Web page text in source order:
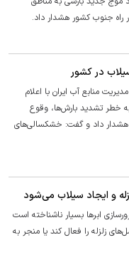
جنوب کشور هشدار داد.
در کشور
منابع آب ایران با اعلام
خطر تشدید بارش‌ها، وقوع
هشدار داد و گفت: خشکسالی‌های
و ایجاد سیلاب می‌شود
ابرها بسیار ناشناخته است
زلزله را فعال کند یا منجر به